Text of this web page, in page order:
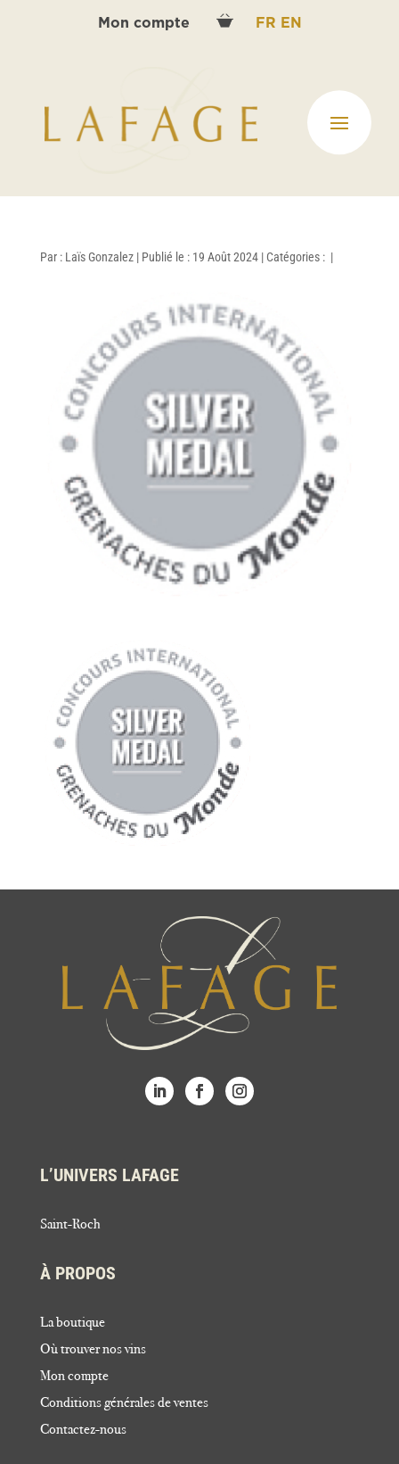
Mon compte FR EN
Par : Laïs Gonzalez | Publié le : 19 Août 2024 | Catégories : |
L’UNIVERS LAFAGE
Saint-Roch
À PROPOS
La boutique
Où trouver nos vins
Mon compte
Conditions générales de ventes
Contactez-nous